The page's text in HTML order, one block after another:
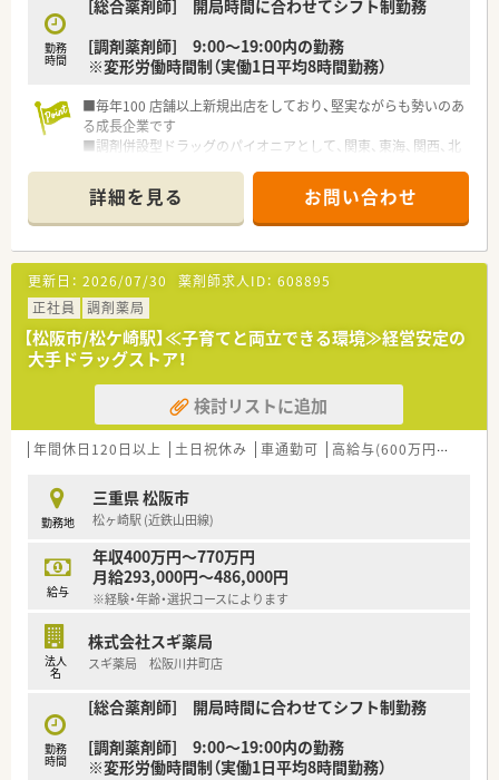
勤務
時間
[総合薬剤師] 開局時間に合わせてシフト制勤務
[調剤薬剤師] 9:00～19:00内の勤務
※変形労働時間制（実働1日平均8時間勤務）
■毎年100 店舗以上新規出店をしており、堅実ながらも勢いのあ
る成長企業です
■調剤併設型ドラッグのパイオニアとして、関東、東海、関西、北
■研修制度は様々なプランがあり、集合研修だけでなく任意で受
講可能な研修も幅広く用意されています
■店舗で活躍する従業員、社外で活躍する従業員、将来経営幹部
となる従業員など、薬剤師として様々な活躍ができるフィールド
を用意されています
■総合薬剤師・調剤薬剤師（土日休み・19時までの勤務）どちらか
の働き方を選択できます
■調剤併設型だけでなく「医療モール・クリニック併設店舗」「敷
地内薬局」「訪問調剤特化型店舗」など様々な店舗を運営してい
ます
■在宅医療にも積極的取り組んでおり「訪問調剤特化型店舗」を
50店舗以上、無菌調剤室は業界最多の51店舗設置しています
■「プラチナくるみん認定企業」「健康経営優良法人2023（大規模
法人部門）認定」等を取得し一人ひとりが働きやすい環境が整備
■充実した研修制度、人事制度、評価制度、キャリア支援制度等
があるのも特徴です
詳細を見る お問い合わせ
更新日： 2026/07/30 薬剤師求人ID： 608895
正社員
調剤薬局
【松阪市/松ケ崎駅】≪子育てと両立できる環境≫経営安定の
大手ドラッグストア！
検討リストに追加
年間休日120日以上 土日祝休み 車通勤可 高給与(600万円以上)
勤務地
三重県 松阪市
松ヶ崎駅 (近鉄山田線)
給与
年収400万円～770万円
月給293,000円～486,000円
※経験・年齢・選択コースによります
法人
名
株式会社スギ薬局
スギ薬局 松阪川井町店
勤務
時間
[総合薬剤師] 開局時間に合わせてシフト制勤務
[調剤薬剤師] 9:00～19:00内の勤務
※変形労働時間制（実働1日平均8時間勤務）